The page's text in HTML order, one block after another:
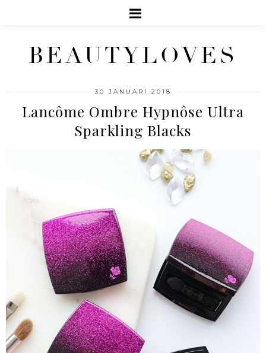
BEAUTYLOVES
30 JANUARI 2018
Lancôme Ombre Hypnôse Ultra
Sparkling Blacks